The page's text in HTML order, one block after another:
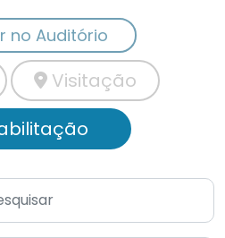
no Auditório
Visitação